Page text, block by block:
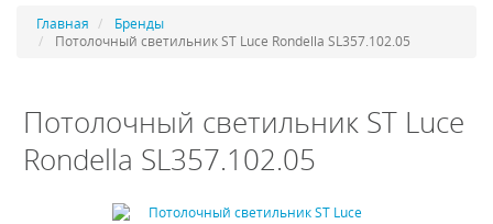
Главная
Бренды
Потолочный светильник ST Luce Rondella SL357.102.05
Потолочный светильник ST Luce
Rondella SL357.102.05